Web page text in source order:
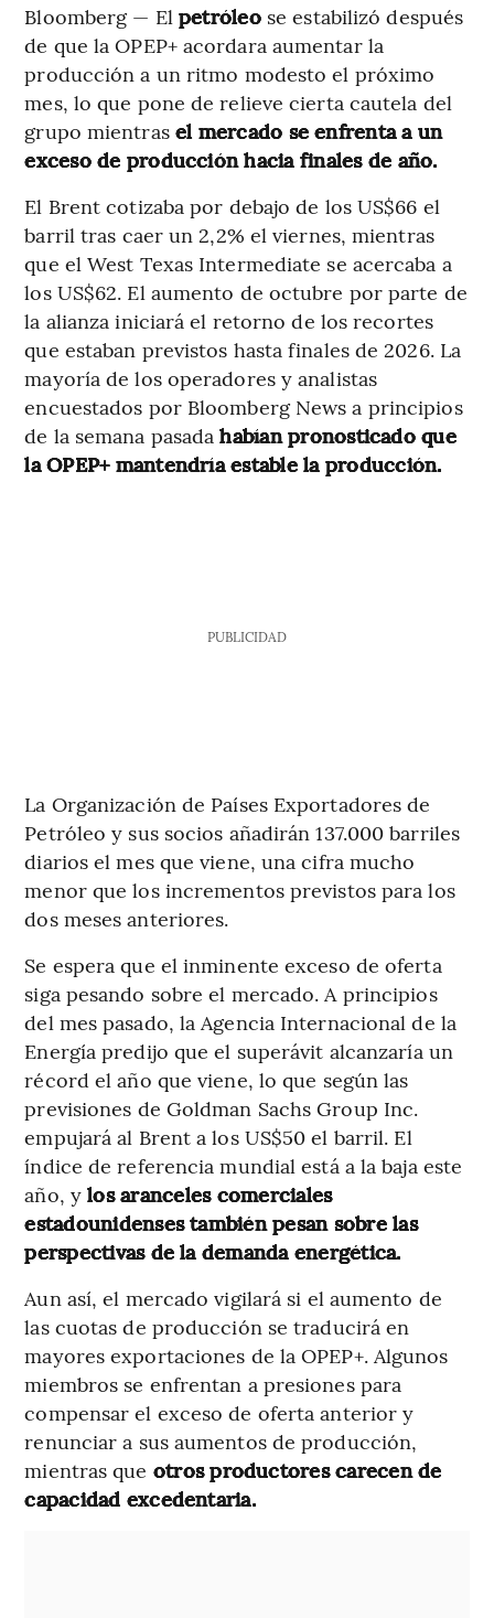
Bloomberg — El petróleo se estabilizó después
de que la OPEP+ acordara aumentar la
producción a un ritmo modesto el próximo
mes, lo que pone de relieve cierta cautela del
grupo mientras el mercado se enfrenta a un
exceso de producción hacia finales de año.
El Brent cotizaba por debajo de los US$66 el
barril tras caer un 2,2% el viernes, mientras
que el West Texas Intermediate se acercaba a
los US$62. El aumento de octubre por parte de
la alianza iniciará el retorno de los recortes
que estaban previstos hasta finales de 2026. La
mayoría de los operadores y analistas
encuestados por Bloomberg News a principios
de la semana pasadahabían pronosticado que
la OPEP+ mantendría estable la producción.
PUBLICIDAD
La Organización de Países Exportadores de
Petróleo y sus socios añadirán 137.000 barriles
diarios el mes que viene, una cifra mucho
menor que los incrementos previstos para los
dos meses anteriores.
Se espera que el inminente exceso de oferta
siga pesando sobre el mercado. A principios
del mes pasado, la Agencia Internacional de la
Energía predijo que el superávit alcanzaría un
récord el año que viene, lo que según las
previsiones de Goldman Sachs Group Inc.
empujará al Brent a los US$50 el barril. El
índice de referencia mundial está a la baja este
año, y los aranceles comerciales
estadounidenses también pesan sobre las
perspectivas de la demanda energética.
Aun así, el mercado vigilará si el aumento de
las cuotas de producción se traducirá en
mayores exportaciones de la OPEP+. Algunos
miembros se enfrentan a presiones para
compensar el exceso de oferta anterior y
renunciar a sus aumentos de producción,
mientras que otros productores carecen de
capacidad excedentaria.